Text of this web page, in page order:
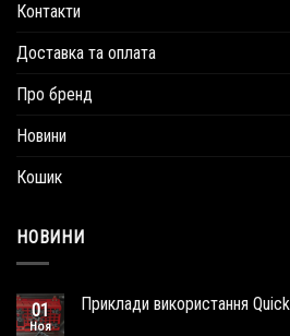
Контакти
Доставка та оплата
Про бренд
Новини
Кошик
НОВИНИ
01
Ноя
Приклади використання